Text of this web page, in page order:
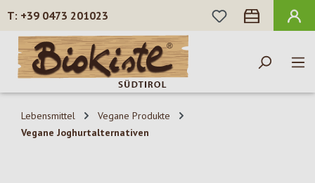
Zum Hauptinhalt springen
+39 0473 201023
DU HAST 0
Lebensmittel
Vegane Produkte
Vegane Joghurtalternativen